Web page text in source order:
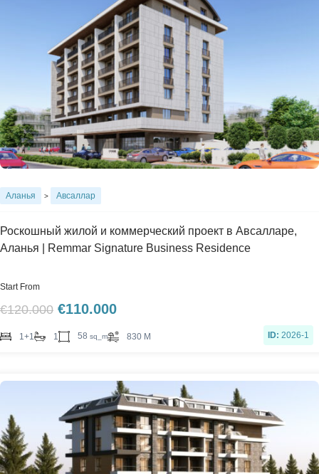
Аланья > Авсаллар
Роскошный жилой и коммерческий проект в Авсалларе,
Аланья | Remmar Signature Business Residence
Start From
€120.000 €110.000
1+1 1 58 sq_m 830 M ID: 2026-1